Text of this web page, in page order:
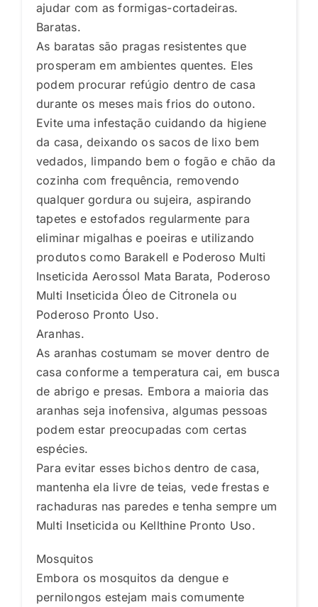
ajudar com as formigas-cortadeiras.
Baratas.
As baratas são pragas resistentes que
prosperam em ambientes quentes. Eles
podem procurar refúgio dentro de casa
durante os meses mais frios do outono.
Evite uma infestação cuidando da higiene
da casa, deixando os sacos de lixo bem
vedados, limpando bem o fogão e chão da
cozinha com frequência, removendo
qualquer gordura ou sujeira, aspirando
tapetes e estofados regularmente para
eliminar migalhas e poeiras e utilizando
produtos como Barakell e Poderoso Multi
Inseticida Aerossol Mata Barata, Poderoso
Multi Inseticida Óleo de Citronela ou
Poderoso Pronto Uso.
Aranhas.
As aranhas costumam se mover dentro de
casa conforme a temperatura cai, em busca
de abrigo e presas. Embora a maioria das
aranhas seja inofensiva, algumas pessoas
podem estar preocupadas com certas
espécies.
Para evitar esses bichos dentro de casa,
mantenha ela livre de teias, vede frestas e
rachaduras nas paredes e tenha sempre um
Multi Inseticida ou Kellthine Pronto Uso.
Mosquitos
Embora os mosquitos da dengue e
pernilongos estejam mais comumente